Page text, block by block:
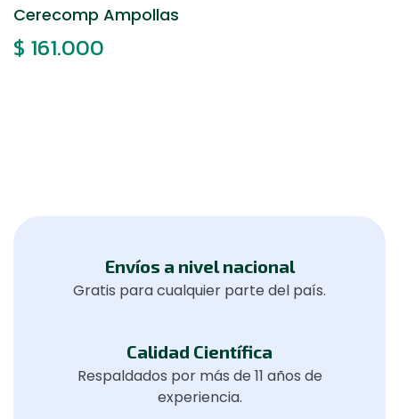
Cerecomp Ampollas
$ 161.000
Envíos a nivel nacional
Gratis para cualquier parte del país.
Calidad Científica
Respaldados por más de 11 años de
experiencia.